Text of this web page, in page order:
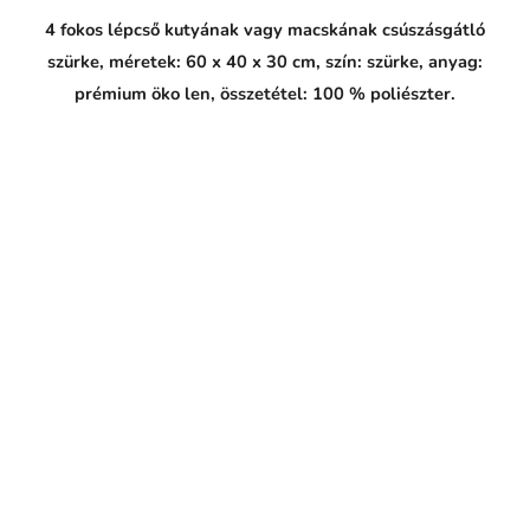
4 fokos lépcső kutyának vagy macskának csúszásgátló
szürke, méretek: 60 x 40 x 30 cm, szín: szürke, anyag:
prémium öko len, összetétel: 100 % poliészter.